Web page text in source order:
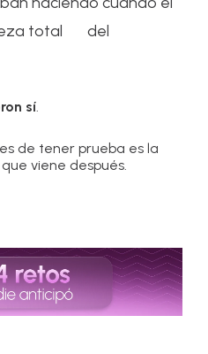
total del
sí.
de tener prueba es la
viene después.